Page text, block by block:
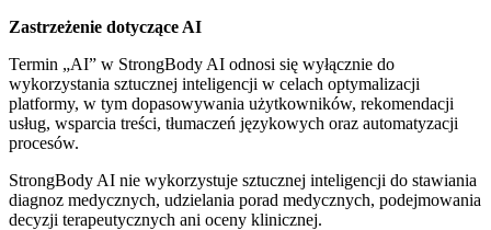
Zastrzeżenie dotyczące AI
Termin „AI” w StrongBody AI odnosi się wyłącznie do
wykorzystania sztucznej inteligencji w celach optymalizacji
platformy, w tym dopasowywania użytkowników, rekomendacji
usług, wsparcia treści, tłumaczeń językowych oraz automatyzacji
procesów.
StrongBody AI nie wykorzystuje sztucznej inteligencji do stawiania
diagnoz medycznych, udzielania porad medycznych, podejmowania
decyzji terapeutycznych ani oceny klinicznej.